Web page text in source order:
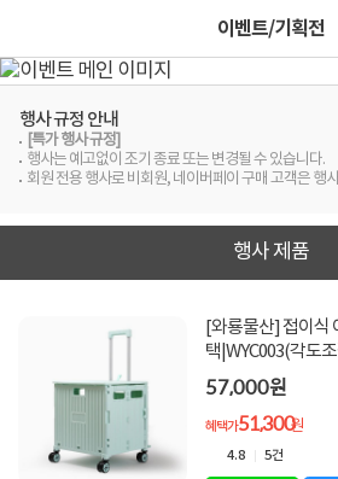
이벤트/기획전
행사 규정 안내
[특가 행사 규정]
행사는 예고없이 조기 종료 또는 변경될 수 있습니다.
회원 전용 행사로 비회원, 네이버페이 구매 고객은 행
행사 제품
[와룡물산] 접이식
택|WYC003(각도
57,000원
혜택가51,300원
4.8 5건